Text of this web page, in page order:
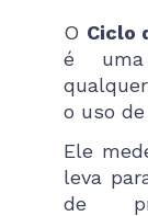
O Ciclo
é uma
o uso
Ele
leva
de